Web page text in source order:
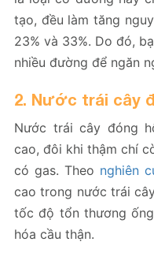
tạo, đều làm tăng
23% và 33%. Do đó,
nhiều đường để ngăn
2. Nước trái cây
Nước trái cây đóng
cao, đôi khi thậm chí
có gas. Theo nghiên
cao trong nước trái
tốc độ tổn thương
hóa cầu thận.